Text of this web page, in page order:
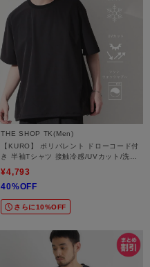
THE SHOP TK(Men)
【KURO】 ポリバレント ドローコード付
き 半袖Tシャツ 接触冷感/UVカット/洗濯
¥4,793
40%OFF
さらに10%OFF